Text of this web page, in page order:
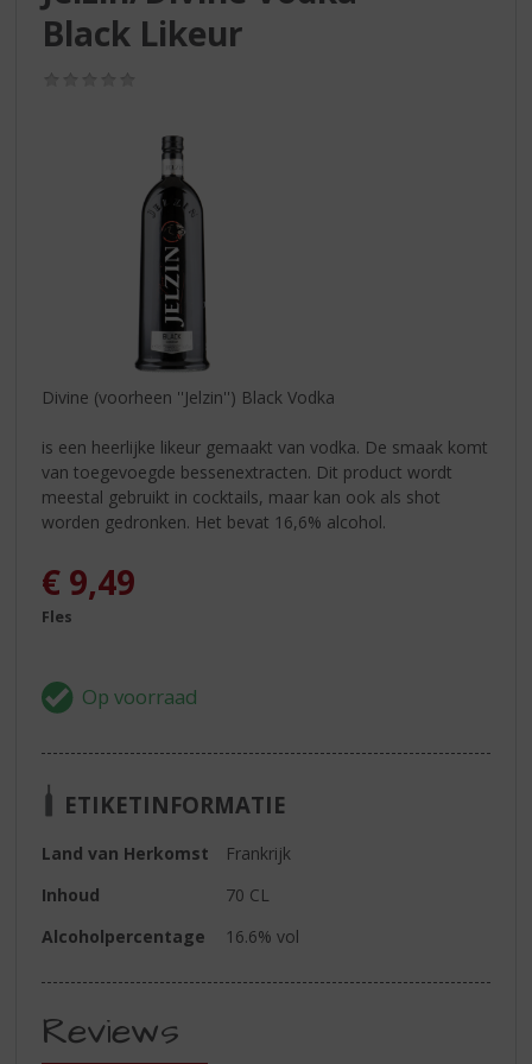
Black Likeur
Divine (voorheen ''Jelzin'') Black Vodka
is een heerlijke likeur gemaakt van vodka. De smaak komt
van toegevoegde bessenextracten. Dit product wordt
meestal gebruikt in cocktails, maar kan ook als shot
worden gedronken. Het bevat 16,6% alcohol.
€ 9,49
Fles
ETIKETINFORMATIE
Land van Herkomst
Frankrijk
Inhoud
70 CL
Alcoholpercentage
16.6% vol
Reviews